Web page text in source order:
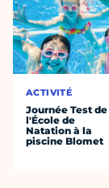
ACTIVITÉ
Journée Test de
l'École de
Natation à la
piscine Blomet